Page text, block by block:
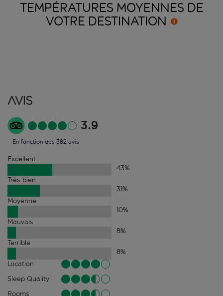
TEMPÉRATURES MOYENNES DE
VOTRE DESTINATION
Avis
3.9
En fonction des 382 avis
Excellent
43%
Très bien
31%
Moyenne
10%
Mauvais
8%
Terrible
8%
Location
Sleep Quality
Rooms